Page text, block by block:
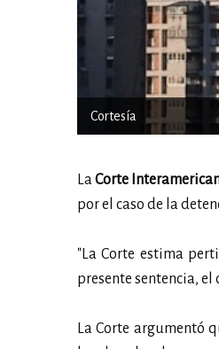
Cortesía
LaCorte
por el caso de la
"La Corte estima
presente sentencia,
La Corte argumentó